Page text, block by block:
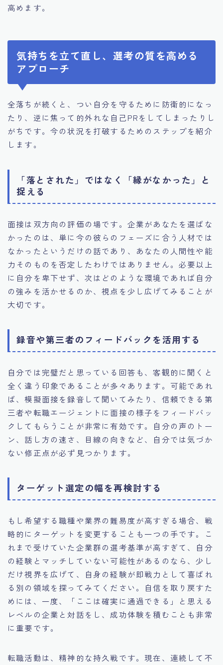
高めます。
気持ちを立て直し、選考の質を高める
アプローチ
全落ちが続くと、つい自分を守るために防衛的になっ
たり、逆に焦って的外れな自己PRをしてしまったりし
がちです。今の状況を打破するためのステップを紹介
します。
「落とされた」ではなく「縁がなかった」と
捉える
面接は双方向の評価の場です。企業があなたを選ばな
かったのは、単に今の彼らのフェーズに合う人材では
なかったというだけの話であり、あなたの人間性や能
力そのものを否定したわけではありません。必要以上
に自分を卑下せず、次はどのような環境であれば自分
の強みを活かせるのか、視点を少し広げてみることが
大切です。
録音や第三者のフィードバックを活用する
自分では完璧だと思っている回答も、客観的に聞くと
全く違う印象であることが多々あります。可能であれ
ば、模擬面接を録音して聞いてみたり、信頼できる第
三者や転職エージェントに面接の様子をフィードバッ
クしてもらうことが非常に有効です。自分の声のトー
ン、話し方の速さ、目線の向きなど、自分では気づか
ない修正点が必ず見つかります。
ターゲット選定の幅を再検討する
もし希望する職種や業界の難易度が高すぎる場合、戦
略的にターゲットを変更することも一つの手です。こ
れまで受けていた企業群の選考基準が高すぎて、自分
の経験とマッチしていない可能性があるのなら、少し
だけ視界を広げて、自身の経験が即戦力として喜ばれ
る別の領域を探ってみてください。自信を取り戻すた
めには、一度、「ここは確実に通過できる」と思える
レベルの企業と対話をし、成功体験を積むことも非常
に重要です。
転職活動は、精神的な持久戦です。現在、連続して不